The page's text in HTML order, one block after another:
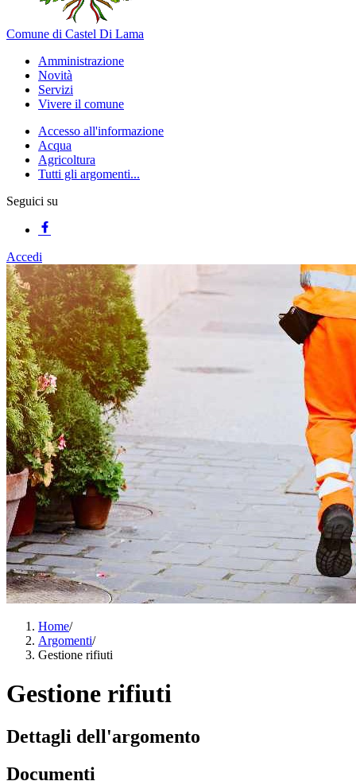
Comune di Castel Di Lama
Amministrazione
Novità
Servizi
Vivere il comune
Accesso all'informazione
Acqua
Agricoltura
Tutti gli argomenti...
Seguici su
Accedi
Home/
Argomenti/
Gestione rifiuti
Gestione rifiuti
Dettagli dell'argomento
Documenti